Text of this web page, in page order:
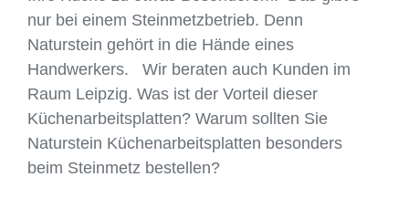
nur bei einem Steinmetzbetrieb. Denn
Naturstein gehört in die Hände eines
Handwerkers. Wir beraten auch Kunden im
Raum Leipzig. Was ist der Vorteil dieser
Küchenarbeitsplatten? Warum sollten Sie
Naturstein Küchenarbeitsplatten besonders
beim Steinmetz bestellen?